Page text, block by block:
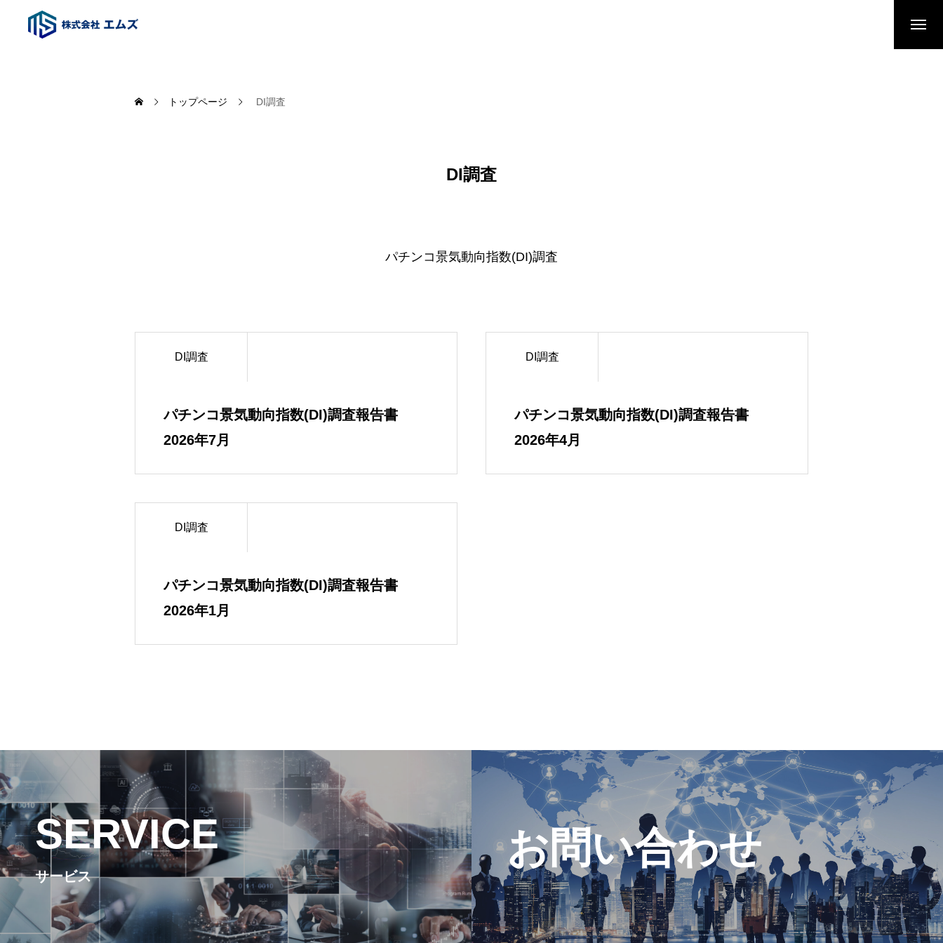
事業内容
DI調査
公営競技データ
トップページ DI調査
DI調査
パチンコ景気動向指数(DI)調査
DI調査
パチンコ景気動向指数(DI)調査報告書
2026年7月
DI調査
パチンコ景気動向指数(DI)調査報告書
2026年4月
DI調査
パチンコ景気動向指数(DI)調査報告書
2026年1月
SERVICE
サービス
お問い合わせ